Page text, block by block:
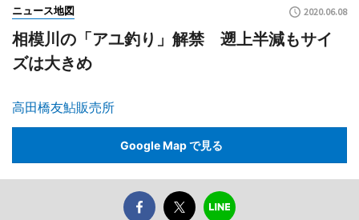
ニュース地図 2020.06.08
相模川の「アユ釣り」解禁 遡上半減もサイ
ズは大きめ
高田橋友鮎販売所
Google Map で見る